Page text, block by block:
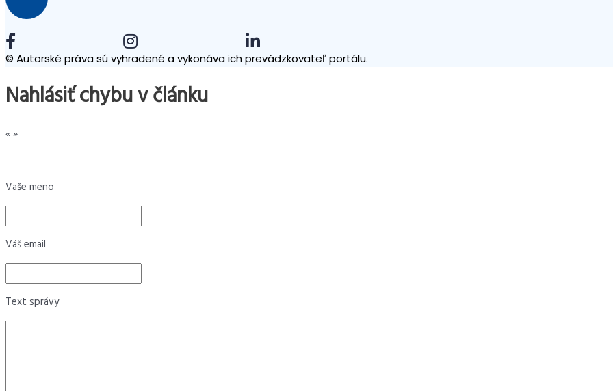
© Autorské práva sú vyhradené a vykonáva ich prevádzkovateľ portálu.
Nahlásiť chybu v článku
«»
Vaše meno
Váš email
Text správy